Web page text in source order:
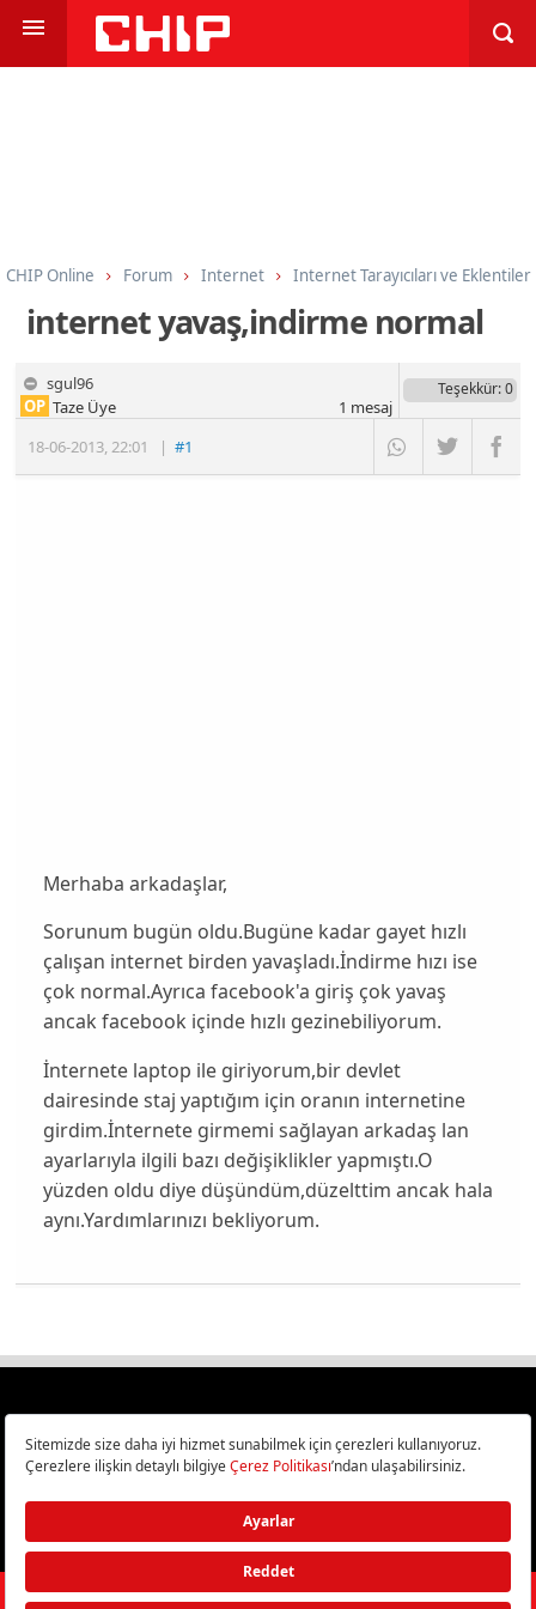
CHIP Online Forum Internet Internet Tarayıcıları ve Eklentiler
internet yavaş,indirme normal
sgul96
18-06-2013,22:01 |#1
OP Taze Üye
Teşekkür: 0
1 mesaj
Merhaba arkadaşlar,
Sorunum bugün oldu.Bugüne kadar gayet hızlı
çalışan internet birden yavaşladı.İndirme hızı ise
çok normal.Ayrıca facebook'a giriş çok yavaş
ancak facebook içinde hızlı gezinebiliyorum.
İnternete laptop ile giriyorum,bir devlet
dairesinde staj yaptığım için oranın internetine
girdim.İnternete girmemi sağlayan arkadaş lan
ayarlarıyla ilgili bazı değişiklikler yapmıştı.O
yüzden oldu diye düşündüm,düzelttim ancak hala
aynı.Yardımlarınızı bekliyorum.
Türkiye
Bilişim ve Teknoloji Haberleri CHIP Online’da!